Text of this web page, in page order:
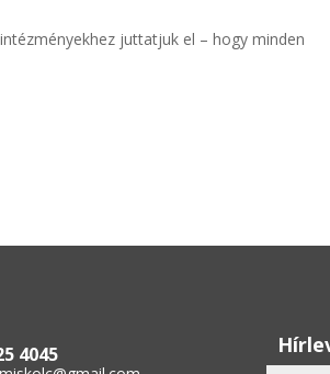
juttatjuk el – hogy minden
4045